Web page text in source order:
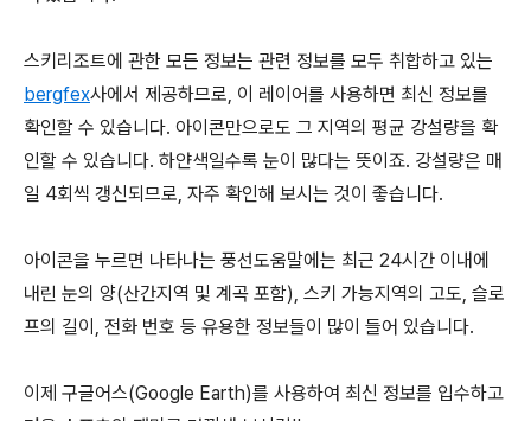
스키리조트에 관한 모든 정보는 관련 정보를 모두 취합하고 있는
bergfex사에서 제공하므로, 이 레이어를 사용하면 최신 정보를
확인할 수 있습니다. 아이콘만으로도 그 지역의 평균 강설량을 확
인할 수 있습니다. 하얀색일수록 눈이 많다는 뜻이죠. 강설량은 매
일 4회씩 갱신되므로, 자주 확인해 보시는 것이 좋습니다.
아이콘을 누르면 나타나는 풍선도움말에는 최근 24시간 이내에
내린 눈의 양(산간지역 및 계곡 포함), 스키 가능지역의 고도, 슬로
프의 길이, 전화 번호 등 유용한 정보들이 많이 들어 있습니다.
이제 구글어스(Google Earth)를 사용하여 최신 정보를 입수하고